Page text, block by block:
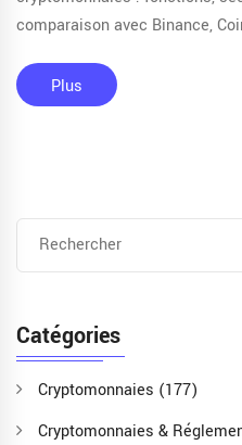
comparaison avec Binance,
Plus
Catégories
Cryptomonnaies (177)
Cryptomonnaies &